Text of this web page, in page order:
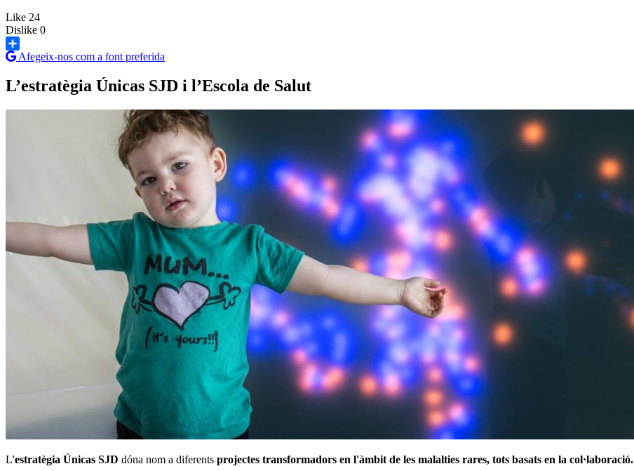
Like 24
Dislike 0
Share
Afegeix-nos com a font preferida
L’estratègia Únicas SJD i l’Escola de Salut
L'estratègia Únicas SJD dóna nom a diferents projectes transformadors en l'àmbit de les malalties rares, tots basats en la col·laboració.